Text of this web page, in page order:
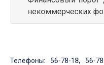
некоммерческих
Телефоны: 56-78-18, 56-